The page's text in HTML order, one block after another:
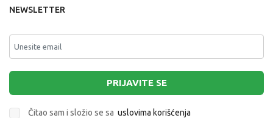
NEWSLETTER
PRIJAVITE SE
Čitao sam i složio se sa uslovima korišćenja